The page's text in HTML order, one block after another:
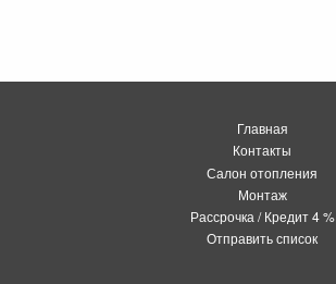
Главная
Контакты
Салон отопления
Монтаж
Рассрочка / Кредит 4 %
Отправить список